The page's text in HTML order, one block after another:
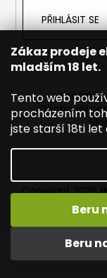
Zákaz prodeje
mladším 18 let.
Tento web
procházením
jste starší 18ti
Beru
Beru
Vítejte ve světě
vapingu.
í
t
?
D
u
PŘIHLÁSIT SE
Kontakty
Obchodní
Copyright 2026
Všechna